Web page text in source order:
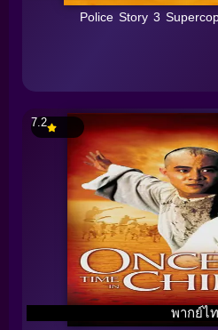
Police Story 3
พากย์ไ
7.2